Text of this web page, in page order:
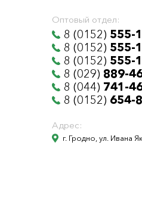
Оптовый отдел:
8 (0152) 555-
8 (0152) 555-
8 (0152) 555-
8 (029) 889-
8 (044) 741-
8 (0152) 654-
Адрес:
г. Гродно, ул. Ивана